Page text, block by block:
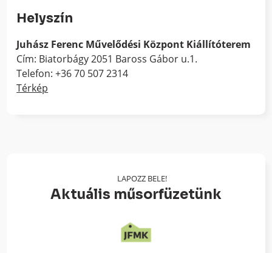
Helyszín
Juhász Ferenc Művelődési Központ Kiállítóterem
Cím: Biatorbágy 2051 Baross Gábor u.1.
Telefon: +36 70 507 2314
Térkép
LAPOZZ BELE!
Aktuális műsorfüzetünk